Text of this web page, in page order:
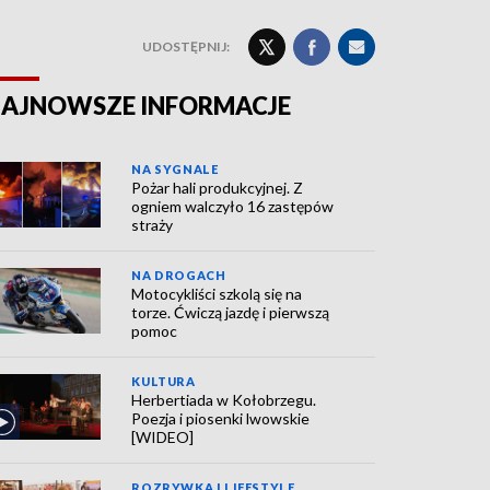
UDOSTĘPNIJ:
INFORMACJE
NA SYGNALE
Pożar hali produkcyjnej. Z
ogniem walczyło 16 zastępów
straży
NA DROGACH
Motocykliści szkolą się na
torze. Ćwiczą jazdę i pierwszą
pomoc
KULTURA
Herbertiada w Kołobrzegu.
Poezja i piosenki lwowskie
[WIDEO]